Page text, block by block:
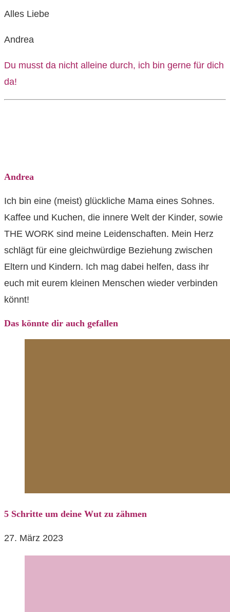
Alles Liebe
Andrea
Du musst da nicht alleine durch, ich bin gerne für dich
da!
Andrea
Ich bin eine (meist) glückliche Mama eines Sohnes.
Kaffee und Kuchen, die innere Welt der Kinder, sowie
THE WORK sind meine Leidenschaften. Mein Herz
schlägt für eine gleichwürdige Beziehung zwischen
Eltern und Kindern. Ich mag dabei helfen, dass ihr
euch mit eurem kleinen Menschen wieder verbinden
könnt!
Das könnte dir auch gefallen
5 Schritte um deine Wut zu zähmen
27. März 2023